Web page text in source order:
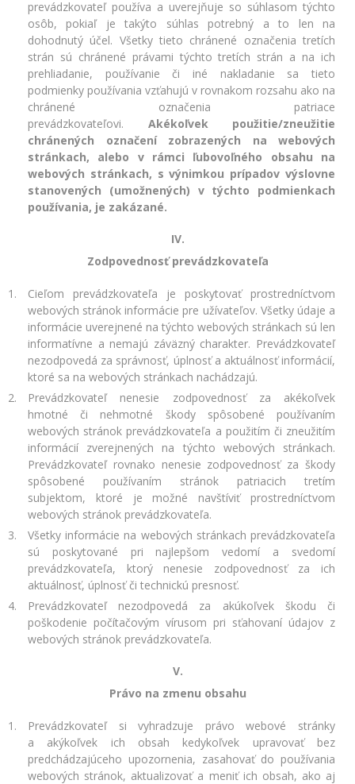
prevádzkovateľ používa a uverejňuje so súhlasom týchto
osôb, pokiaľ je takýto súhlas potrebný a to len na
dohodnutý účel. Všetky tieto chránené označenia tretích
strán sú chránené právami týchto tretích strán a na ich
prehliadanie, používanie či iné nakladanie sa tieto
podmienky používania vzťahujú v rovnakom rozsahu ako na
chránené označenia patriace
prevádzkovateľovi. Akékoľvek použitie/zneužitie
chránených označení zobrazených na webových
stránkach, alebo v rámci ľubovoľného obsahu na
webových stránkach, s výnimkou prípadov výslovne
stanovených (umožnených) v týchto podmienkach
používania, je zakázané.
IV.
Zodpovednosť prevádzkovateľa
Cieľom prevádzkovateľa je poskytovať prostredníctvom
webových stránok informácie pre užívateľov. Všetky údaje a
informácie uverejnené na týchto webových stránkach sú len
informatívne a nemajú záväzný charakter. Prevádzkovateľ
nezodpovedá za správnosť, úplnosť a aktuálnosť informácií,
ktoré sa na webových stránkach nachádzajú.
Prevádzkovateľ nenesie zodpovednosť za akékoľvek
hmotné či nehmotné škody spôsobené používaním
webových stránok prevádzkovateľa a použitím či zneužitím
informácií zverejnených na týchto webových stránkach.
Prevádzkovateľ rovnako nenesie zodpovednosť za škody
spôsobené používaním stránok patriacich tretím
subjektom, ktoré je možné navštíviť prostredníctvom
webových stránok prevádzkovateľa.
Všetky informácie na webových stránkach prevádzkovateľa
sú poskytované pri najlepšom vedomí a svedomí
prevádzkovateľa, ktorý nenesie zodpovednosť za ich
aktuálnosť, úplnosť či technickú presnosť.
Prevádzkovateľ nezodpovedá za akúkoľvek škodu či
poškodenie počítačovým vírusom pri sťahovaní údajov z
webových stránok prevádzkovateľa.
V.
Právo na zmenu obsahu
Prevádzkovateľ si vyhradzuje právo webové stránky
a akýkoľvek ich obsah kedykoľvek upravovať bez
predchádzajúceho upozornenia, zasahovať do používania
webových stránok, aktualizovať a meniť ich obsah, ako aj